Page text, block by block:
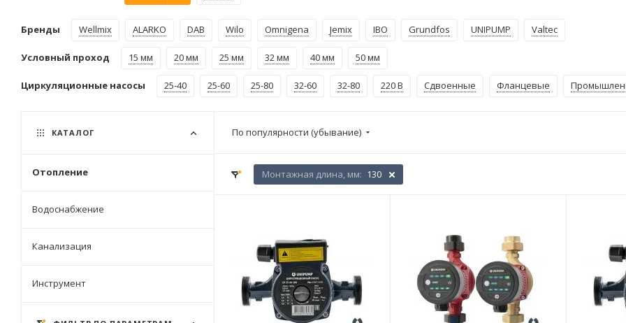
Бренды Wellmix ALARKO DAB Wilo Omnigena Jemix IBO Grundfos UNIPUMP Valtec
Условный проход 15 мм 20 мм 25 мм 32 мм 40 мм 50 мм
Циркуляционные насосы 25-40 25-60 25-80 32-60 32-80 220 В Сдвоенные Фланцевые
По популярности (убывание)
Монтажная длина, мм: 130
КАТАЛОГ
Отопление
Водоснабжение
Канализация
Инструмент